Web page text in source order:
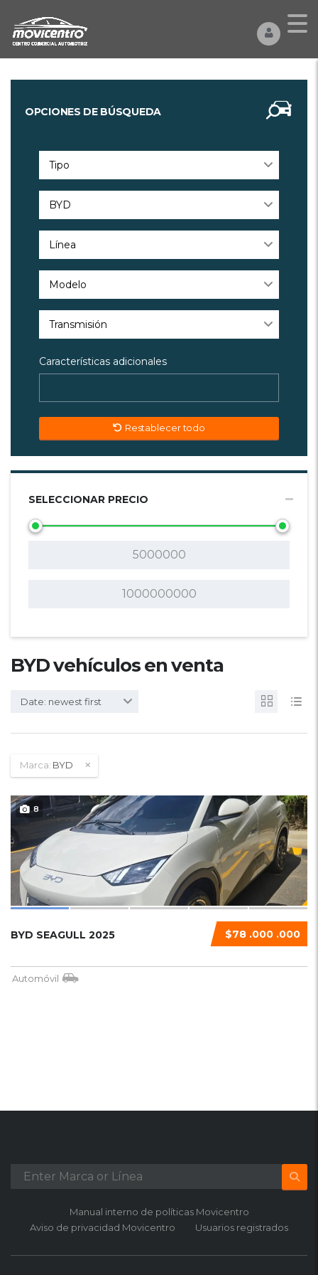
OPCIONES DE BÚSQUEDA
Tipo
BYD
Línea
Modelo
Transmisión
Características adicionales
Restablecer todo
SELECCIONAR PRECIO
BYD vehículos en venta
Date: newest first
Marca: BYD
8
$78 .000 .000
BYD SEAGULL 2025
Automóvil
Manual interno de políticas Movicentro
Aviso de privacidad Movicentro
Usuarios registrados